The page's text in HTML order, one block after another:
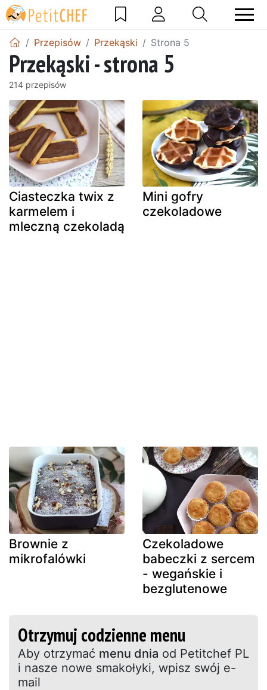
Przepisów Przekąski Strona 5
Przekąski - strona 5
214 przepisów
Ciasteczka twix z
karmelem i
mleczną czekoladą
Mini gofry
czekoladowe
Brownie z
mikrofalówki
Czekoladowe
babeczki z sercem
- wegańskie i
bezglutenowe
Otrzymuj codzienne menu
Aby otrzymać menu dnia od Petitchef PL
i nasze nowe smakołyki, wpisz swój e-
mail